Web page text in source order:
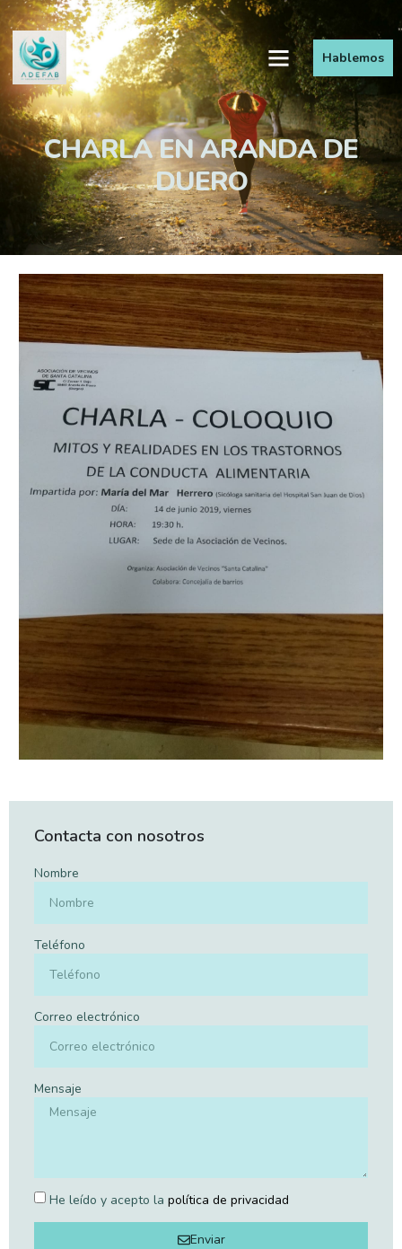
Hablemos
CHARLA EN ARANDA DE
DUERO
Contacta con nosotros
Nombre
Teléfono
Correo electrónico
Mensaje
He leído y acepto la política de privacidad
Enviar